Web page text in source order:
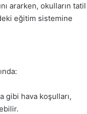
ararken, okulların tatil
eğitim sistemine
gibi hava koşulları,